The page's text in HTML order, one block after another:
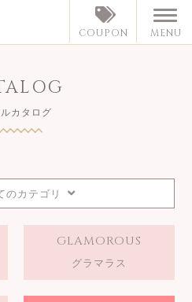
COUPON MENU
カタログ
のカテゴリ
GLAMOROUS
グラマラス